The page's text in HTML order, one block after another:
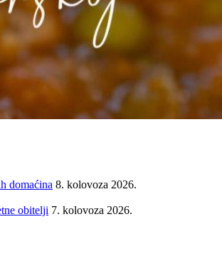
domaćina 8. kolovoza 2026.
obitelji 7. kolovoza 2026.